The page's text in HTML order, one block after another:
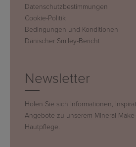
Datenschutzbestimmungen
Cookie-Politik
Bedingungen und Konditionen
Dänischer Smiley-Bericht
Newsletter
Holen Sie sich Informationen,
Angebote zu unserem Mineral
Hautpflege.